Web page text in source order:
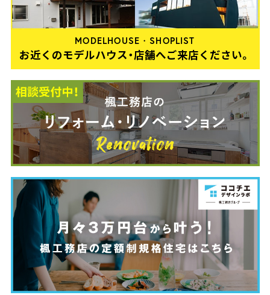
MODELHOUSE・SHOPLIST
お近くのモデルハウス・店舗へご来店ください。